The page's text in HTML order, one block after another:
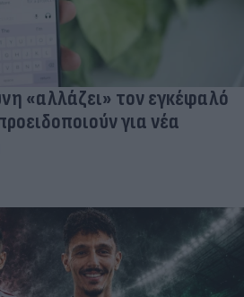
«αλλάζει» τον εγκέφαλό
για νέα